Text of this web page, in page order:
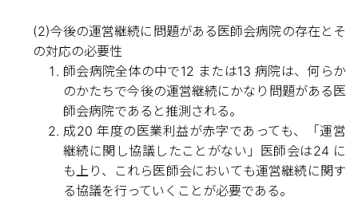
(2)今後の運営継続に問題がある医師会病院の存在とそ
の対応の必要性
師会病院全体の中で12 または13 病院は、何らか
のかたちで今後の運営継続にかなり問題がある医
師会病院であると推測される。
成20 年度の医業利益が赤字であっても、「運営
継続に関し協議したことがない」医師会は24 に
も上り、これら医師会においても運営継続に関す
る協議を行っていくことが必要である。